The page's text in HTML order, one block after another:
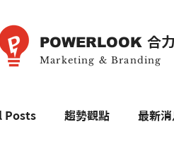
POWERLOOK 合
Marketing & Branding
Posts 趨勢觀點 最新消